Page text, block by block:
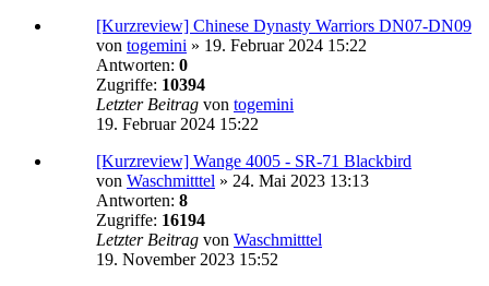
[Kurzreview] Chinese Dynasty Warriors DN07-DN09
von togemini » 19. Februar 2024 15:22
Antworten: 0
Zugriffe: 10394
Letzter Beitrag von togemini
19. Februar 2024 15:22
[Kurzreview] Wange 4005 - SR-71 Blackbird
von Waschmitttel » 24. Mai 2023 13:13
Antworten: 8
Zugriffe: 16194
Letzter Beitrag von Waschmitttel
19. November 2023 15:52